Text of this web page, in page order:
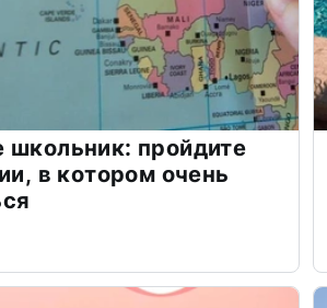
школьник: пройдите
в котором очень